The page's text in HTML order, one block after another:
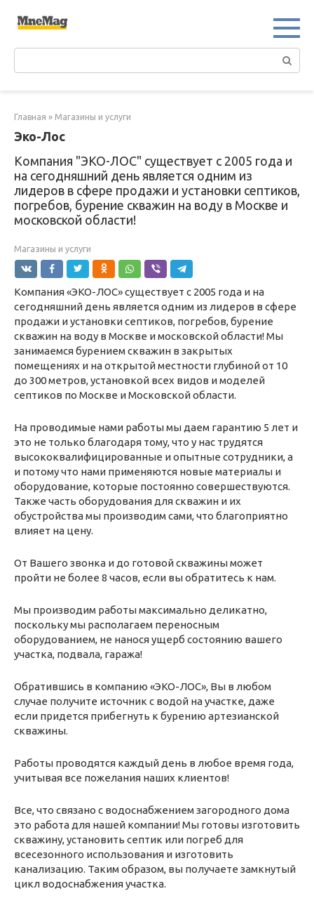
Главная » Магазины и услуги
Эко-Лос
Компания "ЭКО-ЛОС" существует с 2005 года и
на сегодняшний день является одним из
лидеров в сфере продажи и установки септиков,
погребов, бурение скважин на воду в Москве и
московской области!
Магазины и услуги
Компания «ЭКО-ЛОС» существует с 2005 года и на
сегодняшний день является одним из лидеров в сфере
продажи и установки септиков, погребов, бурение
скважин на воду в Москве и московской области! Мы
занимаемся бурением скважин в закрытых
помещениях и на открытой местности глубиной от 10
до 300 метров, установкой всех видов и моделей
септиков по Москве и Московской области.
На проводимые нами работы мы даем гарантию 5 лет и
это не только благодаря тому, что у нас трудятся
высококвалифицированные и опытные сотрудники, а
и потому что нами применяются новые материалы и
оборудование, которые постоянно совершествуются.
Также часть оборудования для скважин и их
обустройства мы производим сами, что благоприятно
влияет на цену.
От Вашего звонка и до готовой скважины может
пройти не более 8 часов, если вы обратитесь к нам.
Мы производим работы максимально деликатно,
поскольку мы располагаем переносным
оборудованием, не нанося ущерб состоянию вашего
участка, подвала, гаража!
Обратившись в компанию «ЭКО-ЛОС», Вы в любом
случае получите источник с водой на участке, даже
если придется прибегнуть к бурению артезианской
скважины.
Работы проводятся каждый день в любое время года,
учитывая все пожелания наших клиентов!
Все, что связано с водоснабжением загородного дома
это работа для нашей компании! Мы готовы изготовить
скважину, установить септик или погреб для
всесезонного использования и изготовить
канализацию. Таким образом, вы получаете замкнутый
цикл водоснабжения участка.